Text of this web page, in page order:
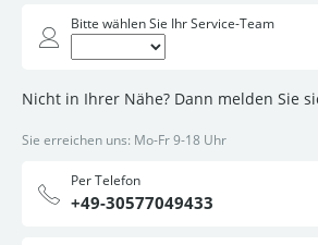
Bitte wählen Sie Ihr Service-Team
Nicht in Ihrer Nähe? Dann melden Sie
Sie erreichen uns: Mo-Fr 9-18 Uhr
Per Telefon
+49-30577049433